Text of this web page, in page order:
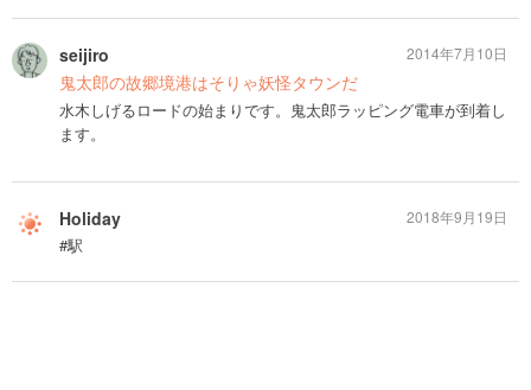
seijiro
鬼太郎の故郷境港はそりゃ妖怪タウンだ
水木しげるロードの始まりです。鬼太郎ラッピング電車が到着し
ます。
2014年7月10日
Holiday
#駅
2018年9月19日